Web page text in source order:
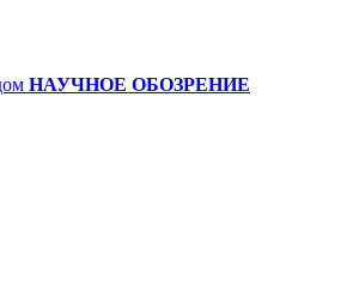
НАУЧНОЕ ОБОЗРЕНИЕ